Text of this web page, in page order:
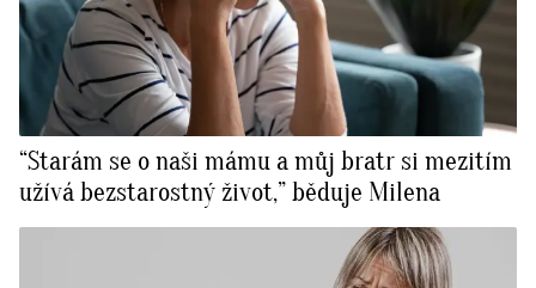
“Starám se o naši mámu a můj bratr si mezitím
užívá bezstarostný život,” běduje Milena